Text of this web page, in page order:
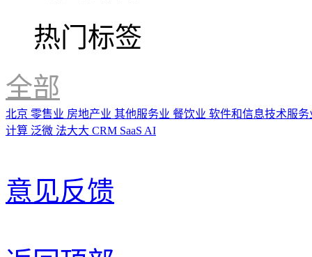
热门标签
全部
北京 零售业 房地产业 其他服务业 餐饮业 软件和信息技术服
计算 泛微 法大大 CRM SaaS AI
意见反馈